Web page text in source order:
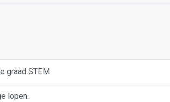
graad STEM
lopen.